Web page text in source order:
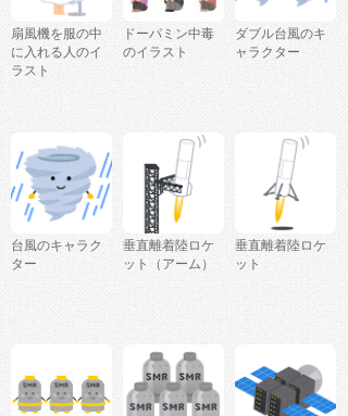
扇風機を服の中
に入れる人のイ
ラスト
ドーパミン中毒
のイラスト
ダブル台風のキ
ャラクター
台風のキャラク
ター
垂直離着陸ロケ
ット（アーム）
垂直離着陸ロケ
ット